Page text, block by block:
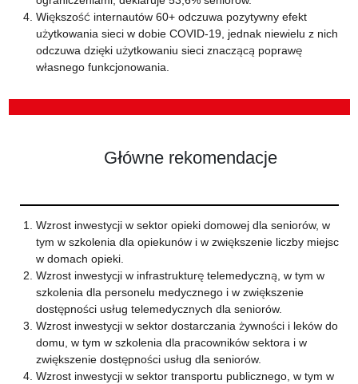
Większość internautów 60+ odczuwa pozytywny efekt
użytkowania sieci w dobie COVID-19, jednak niewielu z nich
odczuwa dzięki użytkowaniu sieci znaczącą poprawę
własnego funkcjonowania.
Główne rekomendacje
Wzrost inwestycji w sektor opieki domowej dla seniorów, w
tym w szkolenia dla opiekunów i w zwiększenie liczby miejsc
w domach opieki.
Wzrost inwestycji w infrastrukturę telemedyczną, w tym w
szkolenia dla personelu medycznego i w zwiększenie
dostępności usług telemedycznych dla seniorów.
Wzrost inwestycji w sektor dostarczania żywności i leków do
domu, w tym w szkolenia dla pracowników sektora i w
zwiększenie dostępności usług dla seniorów.
Wzrost inwestycji w sektor transportu publicznego, w tym w